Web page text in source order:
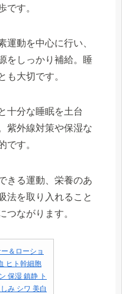
です。
運動を中心に行い、
をしっかり補給。睡
も大切です。
十分な睡眠を土台
紫外線対策や保湿な
です。
きる運動、栄養のあ
法を取り入れること
つながります。
＆ローショ
ヒト幹細胞
保湿 鎮静 ト
み シワ 美白